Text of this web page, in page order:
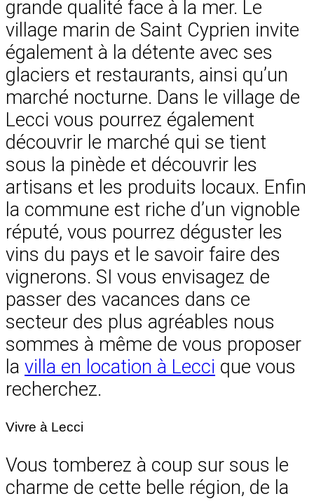
grande qualité face à la mer. Le
village marin de Saint Cyprien invite
également à la détente avec ses
glaciers et restaurants, ainsi qu’un
marché nocturne. Dans le village de
Lecci vous pourrez également
découvrir le marché qui se tient
sous la pinède et découvrir les
artisans et les produits locaux. Enfin
la commune est riche d’un vignoble
réputé, vous pourrez déguster les
vins du pays et le savoir faire des
vignerons. SI vous envisagez de
passer des vacances dans ce
secteur des plus agréables nous
sommes à même de vous proposer
la villa en location à Lecci que vous
recherchez.
Vivre à Lecci
Vous tomberez à coup sur sous le
charme de cette belle région, de la